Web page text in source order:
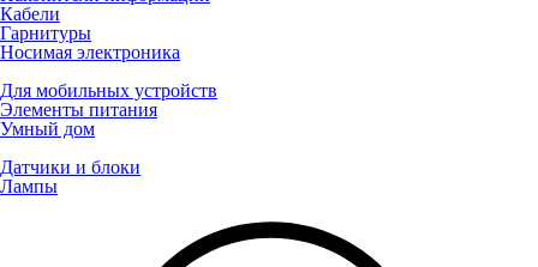
Кабели
Гарнитуры
Носимая электроника
Для мобильных устройств
Элементы питания
Умный дом
Датчики и блоки
Лампы